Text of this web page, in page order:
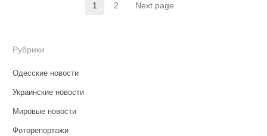
записям
Страница
1 Страница
2 Next page
Рубрики
Одесские новости
Украинские новости
Мировые новости
Фоторепортажи